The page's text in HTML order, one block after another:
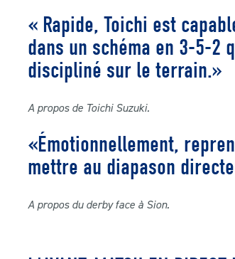
« Rapide, Toichi est
dans un schéma en 3-5-2
discipliné sur le terrain.»
A propos de Toichi Suzuki.
«Émotionnellement,
mettre au diapason
A propos du derby face à Sion.